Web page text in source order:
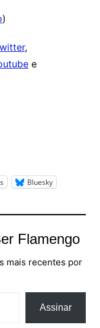
)
,
e
Bluesky
Flamengo
mais recentes por
Assinar